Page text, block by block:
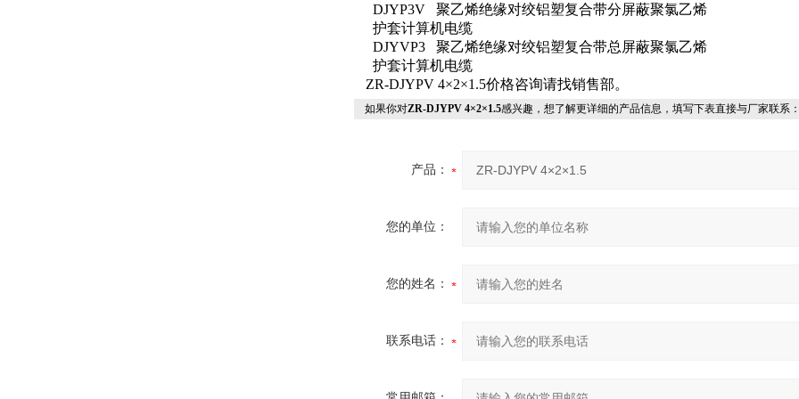
DJYP3V
聚乙烯绝缘对绞铝塑复合带分屏蔽聚氯乙烯
护套计算机电缆
DJYVP3
聚乙烯绝缘对绞铝塑复合带总屏蔽聚氯乙烯
护套计算机电缆
ZR-DJYPV 4×2×1.5价格咨询请找销售部。
如果你对ZR-DJYPV 4×2×1.5感兴趣，想了解更详细的产品信息，填写下表直接与厂家联系
产品：
您的单位：
您的姓名：
联系电话：